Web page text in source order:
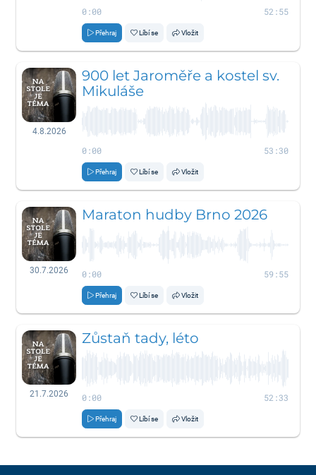
0:00 52:55
Přehraj Líbí se Vložit
4.8.2026
900 let Jaroměře a kostel sv.
Mikuláše
0:00 53:30
Přehraj Líbí se Vložit
30.7.2026
Maraton hudby Brno 2026
0:00 59:55
Přehraj Líbí se Vložit
21.7.2026
Zůstaň tady, léto
0:00 52:33
Přehraj Líbí se Vložit